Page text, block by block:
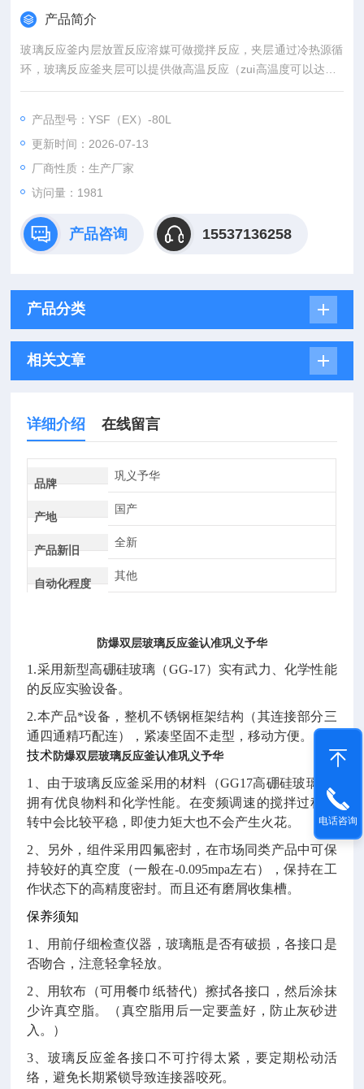
产品简介
玻璃反应釜内层放置反应溶媒可做搅拌反应，夹层通过冷热源循
环，玻璃反应釜夹层可以提供做高温反应（zui高温度可以达到2
00℃）；玻璃反应釜也可以做低温反应（zui低温度可以达到－8
设计使试验更加的安全，更加的方便。防爆双层玻璃反应釜认准
巩义予华
产品型号：YSF（EX）-80L
更新时间：2026-07-13
厂商性质：生产厂家
访问量：1981
产品咨询 15537136258
产品分类
相关文章
详细介绍 在线留言
品牌
巩义予华
产地
国产
产品新旧
全新
自动化程度
其他
防爆双层玻璃反应釜认准巩义予华
1.采用新型高硼硅玻璃（GG-17）实有武力、化学性能
的反应实验设备。
2.本产品*设备，整机不锈钢框架结构（其连接部分三
通四通精巧配连），紧凑坚固不走型，移动方便。
技术防爆双层玻璃反应釜认准巩义予华
1、由于玻璃反应釜采用的材料（GG17高硼硅玻璃)是
拥有优良物料和化学性能。在变频调速的搅拌过程运
转中会比较平稳，即使力矩大也不会产生火花。
2、另外，组件采用四氟密封，在市场同类产品中可保
持较好的真空度（一般在-0.095mpa左右），保持在工
作状态下的高精度密封。而且还有磨屑收集槽。
保养须知
1、用前仔细检查仪器，玻璃瓶是否有破损，各接口是
否吻合，注意轻拿轻放。
2、用软布（可用餐巾纸替代）擦拭各接口，然后涂抹
少许真空脂。（真空脂用后一定要盖好，防止灰砂进
入。）
3、玻璃反应釜各接口不可拧得太紧，要定期松动活
络，避免长期紧锁导致连接器咬死。
电话咨询